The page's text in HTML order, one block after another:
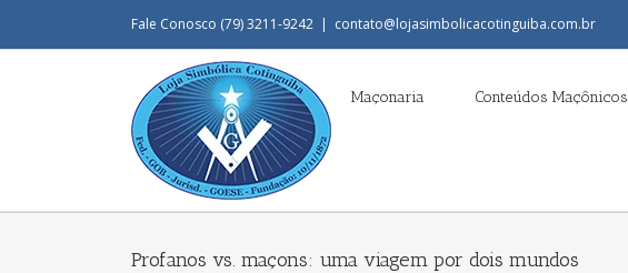
Fale Conosco (79) 3211-9242 | contato@lojasimbolicacotinguiba.com.br
Maçonaria Conteúdos Maçônicos
Profanos vs. maçons: uma viagem por dois mundos